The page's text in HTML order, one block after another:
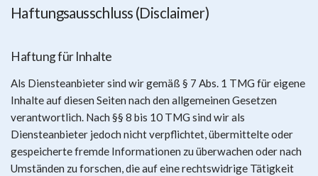
Haftungsausschluss (Disclaimer)
Haftung für Inhalte
Als Diensteanbieter sind wir gemäß § 7 Abs. 1 TMG für eigene
Inhalte auf diesen Seiten nach den allgemeinen Gesetzen
verantwortlich. Nach §§ 8 bis 10 TMG sind wir als
Diensteanbieter jedoch nicht verpflichtet, übermittelte oder
gespeicherte fremde Informationen zu überwachen oder nach
Umständen zu forschen, die auf eine rechtswidrige Tätigkeit